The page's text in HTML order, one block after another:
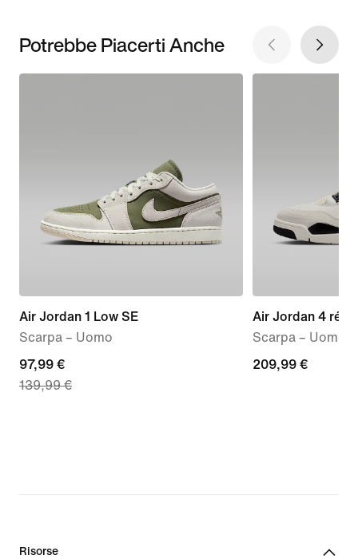
Potrebbe Piacerti Anche
Air Jordan 1 Low SE
Scarpa – Uomo
current
price
139,99
97,99 €
139,99 €
Air Jordan 4
Scarpa – Uomo
209,99
209,99 €
Risorse